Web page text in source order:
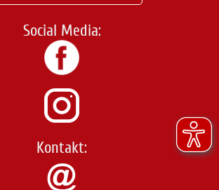
Social Media:
Kontakt: